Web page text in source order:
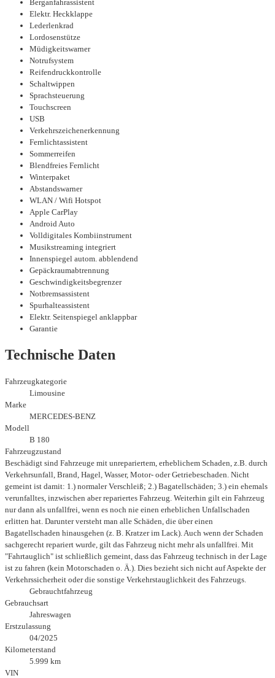
Berganfahrassistent
Elektr. Heckklappe
Lederlenkrad
Lordosenstütze
Müdigkeitswarner
Notrufsystem
Reifendruckkontrolle
Schaltwippen
Sprachsteuerung
Touchscreen
USB
Verkehrszeichenerkennung
Fernlichtassistent
Sommerreifen
Blendfreies Fernlicht
Winterpaket
Abstandswarner
WLAN / Wifi Hotspot
Apple CarPlay
Android Auto
Volldigitales Kombiinstrument
Musikstreaming integriert
Innenspiegel autom. abblendend
Gepäckraumabtrennung
Geschwindigkeitsbegrenzer
Notbremsassistent
Spurhalteassistent
Elektr. Seitenspiegel anklappbar
Garantie
Technische Daten
Fahrzeugkategorie
Limousine
Marke
MERCEDES-BENZ
Modell
B 180
Fahrzeugzustand
Beschädigt sind Fahrzeuge mit unrepariertem, erheblichem Schaden, z.B. durch
Verkehrsunfall, Brand, Hagel, Wasser, Motor- oder Getriebeschaden. Nicht
gemeint ist damit: 1.) normaler Verschleiß; 2.) Bagatellschäden; 3.) ein ehemals
verunfalltes, inzwischen aber repariertes Fahrzeug. Weiterhin gilt ein Fahrzeug
nur dann als unfallfrei, wenn es noch nie einen erheblichen Unfallschaden
erlitten hat. Darunter versteht man alle Schäden, die über einen
Bagatellschaden hinausgehen (z. B. Kratzer im Lack). Auch wenn der Schaden
sachgerecht repariert wurde, gilt das Fahrzeug nicht mehr als unfallfrei. Mit
"Fahrtauglich" ist schließlich gemeint, dass das Fahrzeug technisch in der Lage
ist zu fahren (kein Motorschaden o. Ä.). Dies bezieht sich nicht auf Aspekte der
Verkehrssicherheit oder die sonstige Verkehrstauglichkeit des Fahrzeugs.
Gebrauchtfahrzeug
Gebrauchsart
Jahreswagen
Erstzulassung
04/2025
Kilometerstand
5.999 km
VIN